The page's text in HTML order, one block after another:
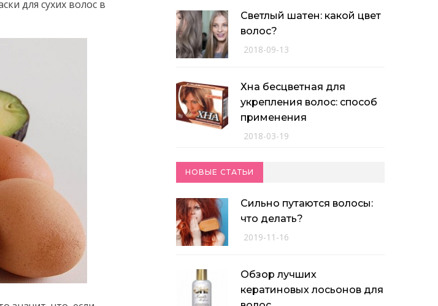
для сухих волос в
Светлый шатен: какой цвет
волос?
2018-09-13
Хна бесцветная для
укрепления волос: способ
применения
2018-03-19
НОВЫЕ СТАТЬИ
Сильно путаются волосы:
что делать?
2019-11-16
Обзор лучших
кератиновых лосьонов для